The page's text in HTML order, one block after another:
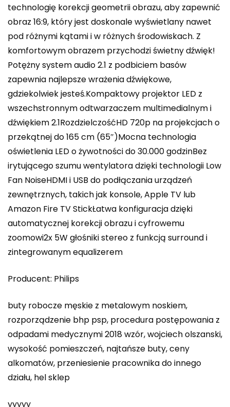
technologię korekcji geometrii obrazu, aby zapewnić
obraz 16:9, który jest doskonale wyświetlany nawet
pod różnymi kątami i w różnych środowiskach. Z
komfortowym obrazem przychodzi świetny dźwięk!
Potężny system audio 2.1 z podbiciem basów
zapewnia najlepsze wrażenia dźwiękowe,
gdziekolwiek jesteś.Kompaktowy projektor LED z
wszechstronnym odtwarzaczem multimedialnym i
dźwiękiem 2.1RozdzielczośćHD 720p na projekcjach o
przekątnej do 165 cm (65″)Mocna technologia
oświetlenia LED o żywotności do 30.000 godzinBez
irytującego szumu wentylatora dzięki technologii Low
Fan NoiseHDMI i USB do podłączania urządzeń
zewnętrznych, takich jak konsole, Apple TV lub
Amazon Fire TV StickŁatwa konfiguracja dzięki
automatycznej korekcji obrazu i cyfrowemu
zoomowi2x 5W głośniki stereo z funkcją surround i
zintegrowanym equalizerem
Producent: Philips
buty robocze męskie z metalowym noskiem,
rozporządzenie bhp psp, procedura postępowania z
odpadami medycznymi 2018 wzór, wojciech olszanski,
wysokość pomieszczeń, najtańsze buty, ceny
alkomatów, przeniesienie pracownika do innego
działu, hel sklep
yyyyy